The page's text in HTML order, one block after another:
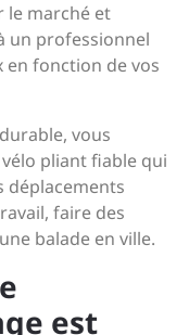
le marché et
un professionnel
fonction de vos
vous
pliant fiable qui
déplacements
faire des
balade en ville.
est